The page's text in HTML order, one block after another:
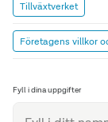
Tillväxtverket
Företagens villkor
Fyll i dina uppgifter